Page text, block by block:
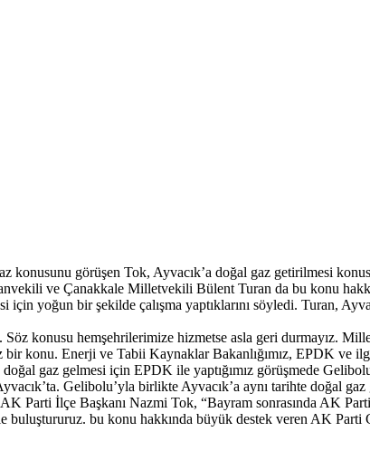
görüşen Tok, Ayvacık’a doğal gaz getirilmesi
ve Çanakkale Milletvekili Bülent Turan da bu konu
yoğun bir şekilde çalışma yaptıklarını söyledi. Turan,
konusu hemşehrilerimize hizmetse asla geri durmayız.
konu. Enerji ve Tabii Kaynaklar Bakanlığımız, EPDK ve
gaz gelmesi için EPDK ile yaptığımız görüşmede
Gelibolu’yla birlikte Ayvacık’a aynı tarihte doğal
AK Parti İlçe Başkanı Nazmi Tok, “Bayram sonrasında AK
buluştururuz. bu konu hakkında büyük destek veren AK